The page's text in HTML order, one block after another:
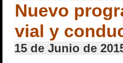
Nuevo
vial y
15 de Junio de